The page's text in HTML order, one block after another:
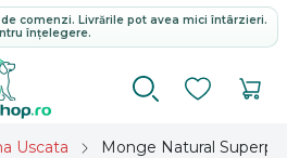
comenzi. Livrările pot avea mici întârzieri.
înțelegere.
Uscata Monge Natural